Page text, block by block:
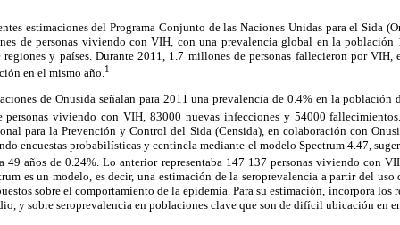
estimaciones del Programa Conjunto de las Naciones Unidas para el Sida
de personas viviendo con VIH, con una prevalencia global en la población
regiones y países. Durante 2011, 1.7 millones de personas fallecieron por
en el mismo año.1
de Onusida señalan para 2011 una prevalencia de 0.4% en la población
personas viviendo con VIH, 83000 nuevas infecciones y 54000
para la Prevención y Control del Sida (Censida), en colaboración con
encuestas probabilísticas y centinela mediante el modelo Spectrum 4.47,
años de 0.24%. Lo anterior representaba 147 137 personas viviendo con
es un modelo, es decir, una estimación de la seroprevalencia a partir del uso
sobre el comportamiento de la epidemia. Para su estimación, incorpora los
y sobre seroprevalencia en poblaciones clave que son de difícil ubicación en